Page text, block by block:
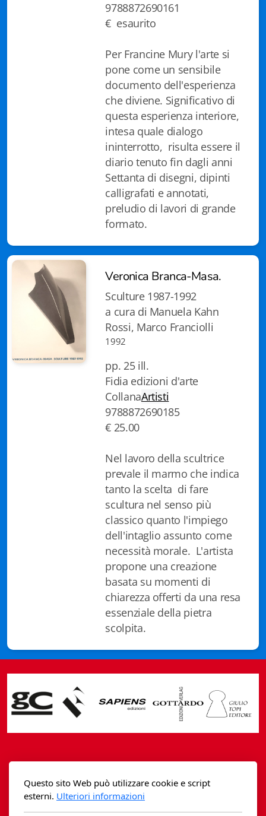
9788872690161
€ esaurito
Per Francine Mury l'arte si
pone come un sensibile
documento dell'esperienza
che diviene. Significativo di
questa esperienza interiore,
intesa quale dialogo
ininterrotto, risulta essere il
diario tenuto fin dagli anni
Settanta di disegni, dipinti
calligrafati e annotati,
preludio di lavori di grande
formato.
Veronica Branca-Masa.
Sculture 1987-1992
a cura di Manuela Kahn
Rossi, Marco Franciolli
1992
pp. 25 ill.
Fidia edizioni d'arte
CollanaArtisti
9788872690185
€ 25.00
Nel lavoro della scultrice
prevale il marmo che indica
tanto la scelta di fare
scultura nel senso più
classico quanto l'impiego
dell'intaglio assunto come
necessità morale. L'artista
propone una creazione
basata su momenti di
chiarezza offerti da una resa
essenziale della pietra
scolpita.
Casagrande Fidia Sapiens
editori associati sa
Questo sito Web può utilizzare cookie e script
esterni. Ulteriori informazioni